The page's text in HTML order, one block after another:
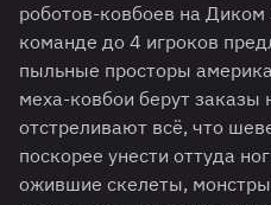
роботов-ковбоев на Диком
команде до 4 игроков
пыльные просторы
меха-ковбои берут заказы
отстреливают всё, что
поскорее унести оттуда
ожившие скелеты,